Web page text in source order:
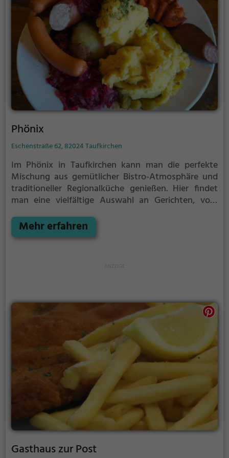
Phönix
Eschenstraße 62, 82024 Taufkirchen
Im Phönix in Taufkirchen kann man die perfekte
Mischung aus gemütlicher Bistro-Atmosphäre und
traditioneller Regionalküche genießen. Hier findet
man eine vielfältige Auswahl an Gerichten, vom
Spezialitäten. Dazu passend gibt es eine große
Auswahl an Bier und leckeren Cocktails. Ob man
Mehr erfahren
Gasthaus zur Post